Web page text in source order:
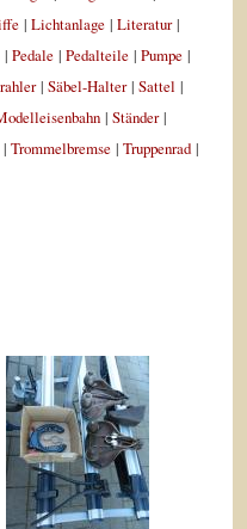
| Lichtanlage| Literatur|
| Pedale| Pedalteile| Pumpe|
| Säbel-Halter| Sattel |
| Ständer|
Trommelbremse| Truppenrad|